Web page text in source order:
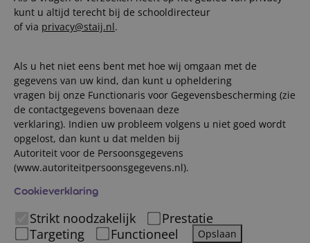
kunt u altijd terecht bij de schooldirecteur
of via privacy@staij.nl.
Als u het niet eens bent met hoe wij omgaan met de
gegevens van uw kind, dan kunt u opheldering
vragen bij onze Functionaris voor Gegevensbescherming (zie
de contactgegevens bovenaan deze
verklaring). Indien uw probleem volgens u niet goed wordt
opgelost, dan kunt u dat melden bij
Autoriteit voor de Persoonsgegevens
(www.autoriteitpersoonsgegevens.nl).
Cookieverklaring
Strikt noodzakelijk
Prestatie
Targeting
Functioneel Opslaan